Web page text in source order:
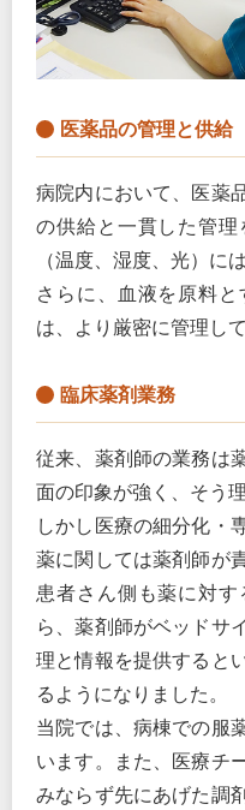
医薬品の管理と供給
病院内において、医薬
の供給と一貫した管
（温度、湿度、光）に
さらに、血液を原料
は、より厳密に管理して
臨床薬剤業務
従来、薬剤師の業務は
面の印象が強く、そう
しかし医療の細分化・
薬に関しては薬剤師が
患者さん側も薬に対
ら、薬剤師がベッドサ
理と情報を提供すると
るようになりました。
当院では、病棟での服
います。また、医療チ
みならず先にあげた調